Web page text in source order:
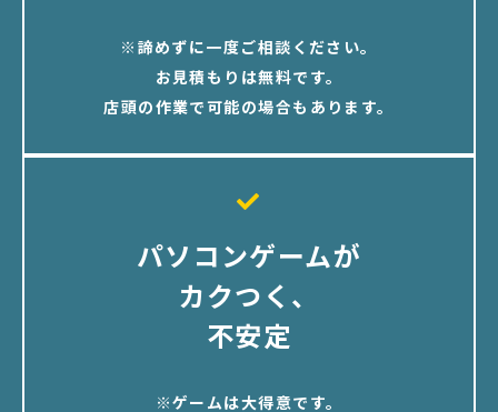
※諦めずに一度ご相談ください。
お見積もりは無料です。
店頭の作業で可能の場合もあります。
パソコンゲームが
カクつく、
不安定
※ゲームは大得意です。